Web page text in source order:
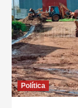
Política